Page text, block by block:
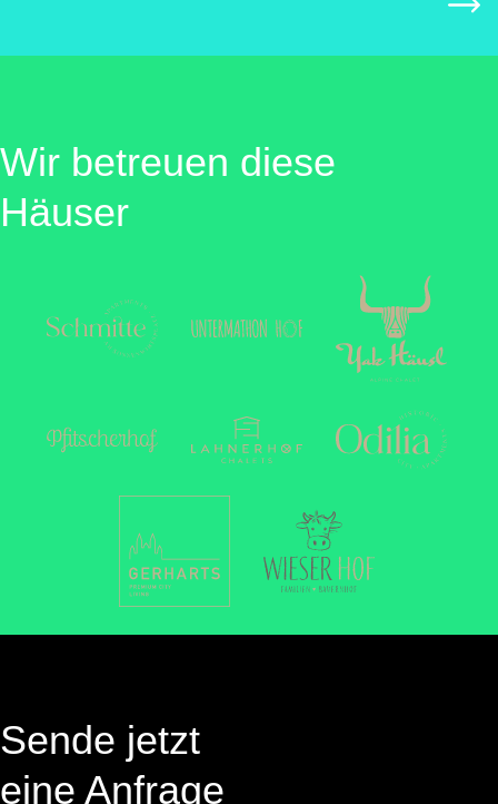
Wir betreuen diese
Häuser
Sende jetzt
eine Anfrage